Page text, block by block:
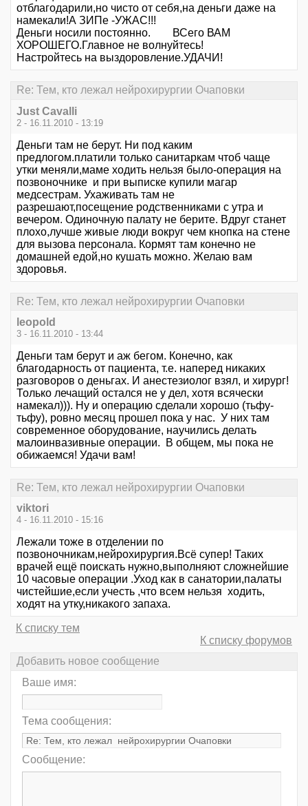
отблагодарили,но чисто от себя,на деньги даже на
намекали!А ЗИПе -УЖАС!!!
Деньги носили постоянно. ВСего ВАМ
ХОРОШЕГО.Главное не волнуйтесь!
Настройтесь на выздоровление.УДАЧИ!
Re: Тем, кто лежал нейрохирургии Очаповки
Just Cavalli
2 - 16.11.2010 - 13:19
Деньги там не берут. Ни под каким
предлогом.платили только санитаркам чтоб чаще
утки меняли,маме ходить нельзя было-операция на
позвоночнике и при выписке купили магар
медсестрам. Ухаживать там не
разрешают,посещение родственниками с утра и
вечером. Одиночную палату не берите. Вдруг станет
плохо,лучше живые люди вокруг чем кнопка на стене
для вызова персонала. Кормят там конечно не
домашней едой,но кушать можно. Желаю вам
здоровья.
Re: Тем, кто лежал нейрохирургии Очаповки
leopold
3 - 16.11.2010 - 13:44
Деньги там берут и аж бегом. Конечно, как
благодарность от пациента, т.е. наперед никаких
разговоров о деньгах. И анестезиолог взял, и хирург!
Только лечащий остался не у дел, хотя всячески
намекал))). Ну и операцию сделали хорошо (тьфу-
тьфу), ровно месяц прошел пока у нас. У них там
современное оборудование, научились делать
малоинвазивные операции. В общем, мы пока не
обижаемся! Удачи вам!
Re: Тем, кто лежал нейрохирургии Очаповки
viktori
4 - 16.11.2010 - 15:16
Лежали тоже в отделении по
позвоночникам,нейрохирургия.Всё супер! Таких
врачей ещё поискать нужно,выполняют сложнейшие
10 часовые операции .Уход как в санатории,палаты
чистейшие,если учесть ,что всем нельзя ходить,
ходят на утку,никакого запаха.
К списку тем
К списку форумов
Добавить новое сообщение
Ваше имя:
Тема сообщения:
Сообщение: